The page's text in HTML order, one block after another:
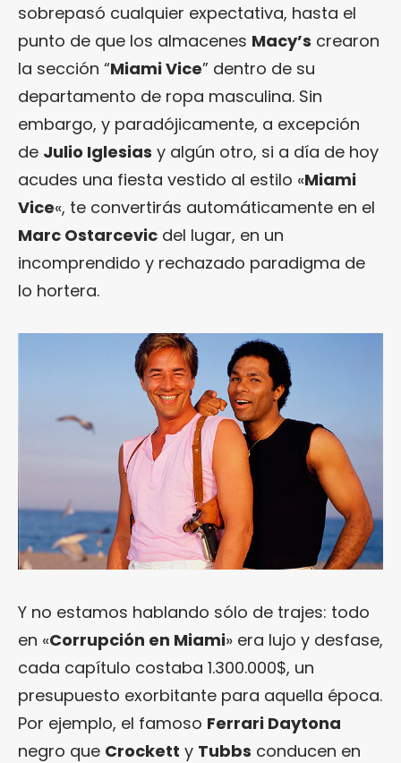
sobrepasó cualquier expectativa, hasta el
punto de que los almacenes Macy’s crearon
la sección “Miami Vice” dentro de su
departamento de ropa masculina. Sin
embargo, y paradójicamente, a excepción
de Julio Iglesias y algún otro, si a día de hoy
acudes una fiesta vestido al estilo «Miami
Vice«, te convertirás automáticamente en el
Marc Ostarcevic del lugar, en un
incomprendido y rechazado paradigma de
lo hortera.
Y no estamos hablando sólo de trajes: todo
en «Corrupción en Miami» era lujo y desfase,
cada capítulo costaba 1.300.000$, un
presupuesto exorbitante para aquella época.
Por ejemplo, el famoso Ferrari Daytona
negro que Crockett y Tubbs conducen en